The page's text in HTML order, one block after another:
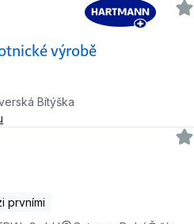
výrobě
Bítýška
prvními